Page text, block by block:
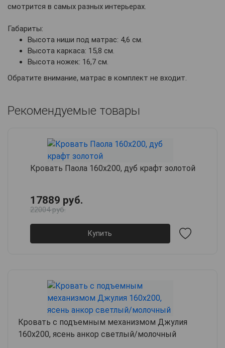
смотрится в самых разных интерьерах.
Габариты:
Высота ниши под матрас: 4,6 см.
Высота каркаса: 15,8 см.
Высота ножек: 16,7 см.
Обратите внимание, матрас в комплект не входит.
Рекомендуемые товары
Кровать Паола 160х200, дуб крафт золотой
17889 руб.
22004 руб.
Купить
Кровать с подъемным механизмом Джулия
160х200, ясень анкор светлый/молочный